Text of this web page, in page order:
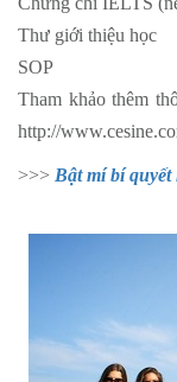
Thư giới thiệu học
SOP
Tham khảo thêm
http://
>>> Bật mí bí